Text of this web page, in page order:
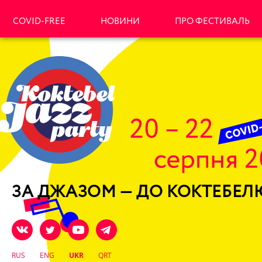
COVID-FREE НОВИНИ ПРО ФЕСТИВАЛЬ
ЗА ДЖАЗОМ — ДО
RUS ENG UKR QRT